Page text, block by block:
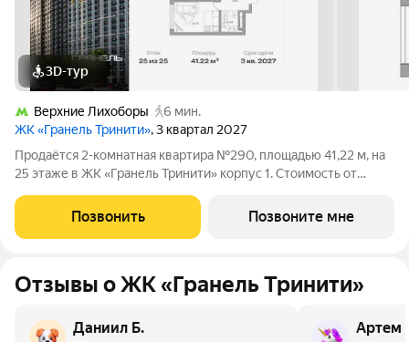
3D-тур
Верхние Лихоборы
6 мин.
ЖК «Гранель Тринити», 3 квартал 2027
Продаётся 2-комнатная квартира №290, площадью 41,22 м, на
25 этаже в ЖК «Гранель Тринити» корпус 1. Стоимость от
односторонняя, окна во двор. Жилой квартал «Гранель
Тринити» расположен на севере Москвы,
Позвонить Позвоните мне
Отзывы о ЖК «Гранель Тринити»
Даниил Б. Артем